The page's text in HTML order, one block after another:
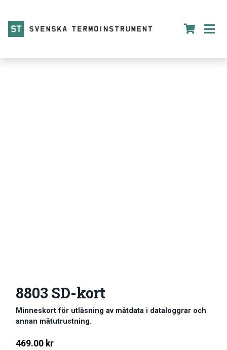
8803 SD-kort
Minneskort för utläsning av mätdata i dataloggrar och
annan mätutrustning.
469.00 kr